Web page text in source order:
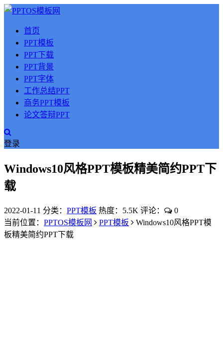
首页
PPT模板
PPT下载
PPT背景
PPT字体
工作总结PPT
商务PPT模板
论文答辩PPT
登录
Windows10风格PPT模板精美简约PPT下
载
2022-01-11 分类： PPT模板 热度：5.5K 评论：
0
当前位置： PPTOS模板网 PPT模板
Windows10风格PPT模
板精美简约PPT下载